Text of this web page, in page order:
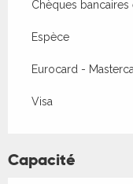
Chèques bancaires
Espèce
Eurocard -
Visa
Capacité